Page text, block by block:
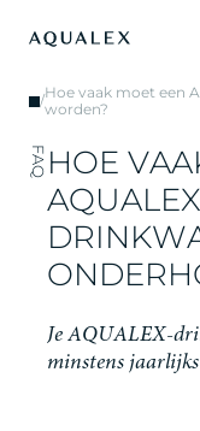
/Hoe vaak moet een
worden?
FAQHOE VAA
AQUALEX
DRINKW
ONDERH
Je AQUALEX-dri
minstens jaarlijks